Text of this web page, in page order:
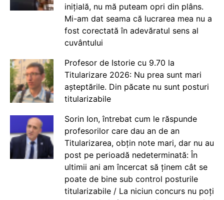
inițială, nu mă puteam opri din plâns.
Mi-am dat seama că lucrarea mea nu a
fost corectată în adevăratul sens al
cuvântului
Profesor de Istorie cu 9.70 la
Titularizare 2026: Nu prea sunt mari
așteptările. Din păcate nu sunt posturi
titularizabile
Sorin Ion, întrebat cum le răspunde
profesorilor care dau an de an
Titularizarea, obțin note mari, dar nu au
post pe perioadă nedeterminată: În
ultimii ani am încercat să ținem cât se
poate de bine sub control posturile
titularizabile / La niciun concurs nu poți